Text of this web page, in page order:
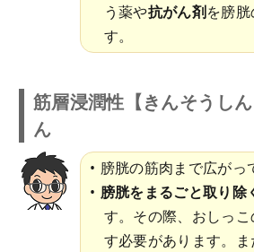
う薬や抗がん剤を膀胱
す。
筋層浸潤性【きんそうし
ん
膀胱の筋肉まで広がっ
膀胱をまるごと取り除
す。その際、おしっ
す必要があります。